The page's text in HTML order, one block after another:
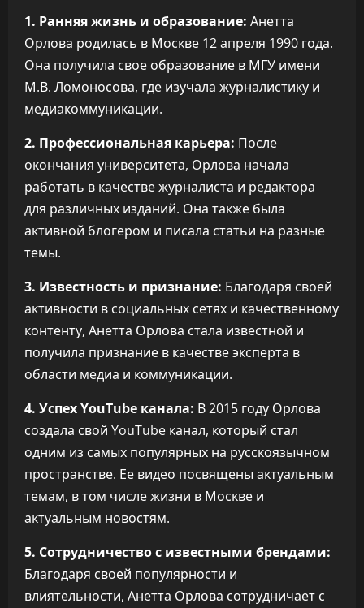
1. Ранняя жизнь и образование: Анетта
Орлова родилась в Москве 12 апреля 1990 года.
Она получила свое образование в МГУ имени
М.В. Ломоносова, где изучала журналистику и
медиакоммуникации.
2. Профессиональная карьера: После
окончания университета, Орлова начала
работать в качестве журналиста и редактора
для различных изданий. Она также была
активной блогером и писала статьи на разные
темы.
3. Известность и признание: Благодаря своей
активности в социальных сетях и качественному
контенту, Анетта Орлова стала известной и
получила признание в качестве эксперта в
области медиа и коммуникации.
4. Успех YouTube канала: В 2015 году Орлова
создала свой YouTube канал, который стал
одним из самых популярных на русскоязычном
пространстве. Ее видео посвящены актуальным
темам, в том числе жизни в Москве и
актуальным новостям.
5. Сотрудничество с известными брендами:
Благодаря своей популярности и
влиятельности, Анетта Орлова сотрудничает с